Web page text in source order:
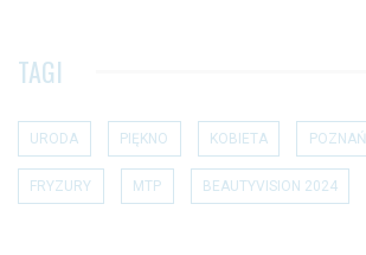
TAGI
URODA PIĘKNO KOBIETA POZNAŃ
FRYZURY MTP BEAUTYVISION 2024